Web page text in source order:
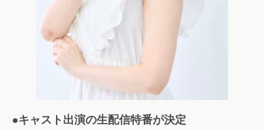
●キャスト出演の生配信特番が決定